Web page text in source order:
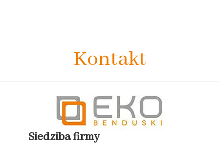
Kontakt
Siedziba firmy